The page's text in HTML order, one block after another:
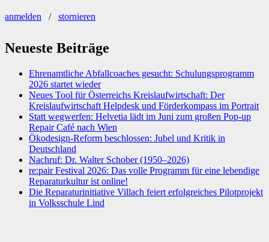
anmelden / stornieren
Neueste Beiträge
Ehrenamtliche Abfallcoaches gesucht: Schulungsprogramm
2026 startet wieder
Neues Tool für Österreichs Kreislaufwirtschaft: Der
Kreislaufwirtschaft Helpdesk und Förderkompass im Portrait
Statt wegwerfen: Helvetia lädt im Juni zum großen Pop-up
Repair Café nach Wien
Ökodesign-Reform beschlossen: Jubel und Kritik in
Deutschland
Nachruf: Dr. Walter Schober (1950–2026)
re:pair Festival 2026: Das volle Programm für eine lebendige
Reparaturkultur ist online!
Die Reparaturinitiative Villach feiert erfolgreiches Pilotprojekt
in Volksschule Lind